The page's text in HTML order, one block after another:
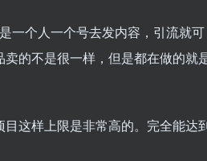
一个人一个号去发内容，引流就可
的不是很一样，但是都在做的就
这样上限是非常高的。完全能达